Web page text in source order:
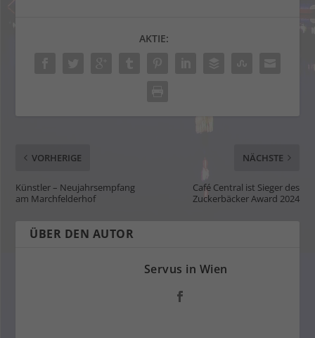
AKTIE:
VORHERIGE
Künstler – Neujahrsempfang
am Marchfelderhof
NÄCHSTE
Café Central ist Sieger des
Zuckerbäcker Award 2024
ÜBER DEN AUTOR
Servus in Wien